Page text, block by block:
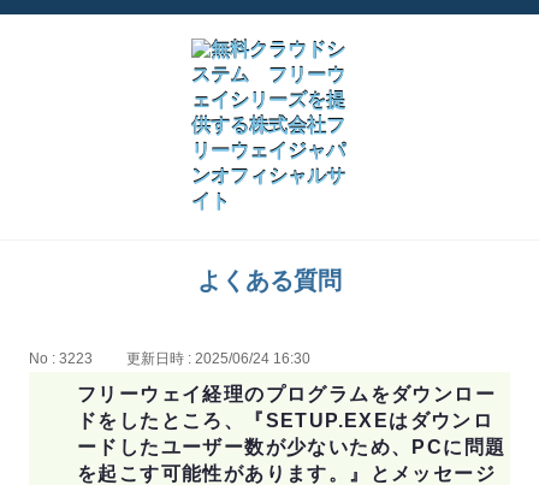
よくある質問
No : 3223 更新日時 : 2025/06/24 16:30
フリーウェイ経理のプログラムをダウンロー
ドをしたところ、『SETUP.EXEはダウンロ
ードしたユーザー数が少ないため、PCに問題
を起こす可能性があります。』とメッセージ